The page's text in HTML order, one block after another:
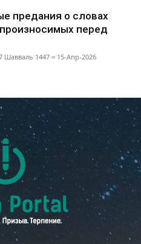
предания о словах
перед
Шавваль 1447 = 15-Апр-2026